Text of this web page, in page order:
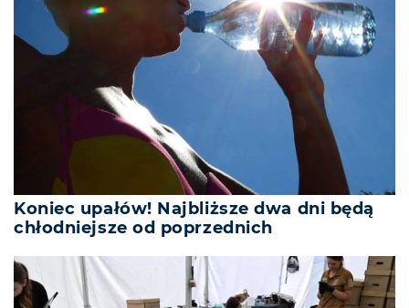
Koniec upałów! Najbliższe dwa dni będą
chłodniejsze od poprzednich